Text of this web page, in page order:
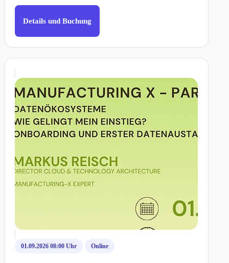
Details und Buchung
01.09.2026 08:00 Uhr Online